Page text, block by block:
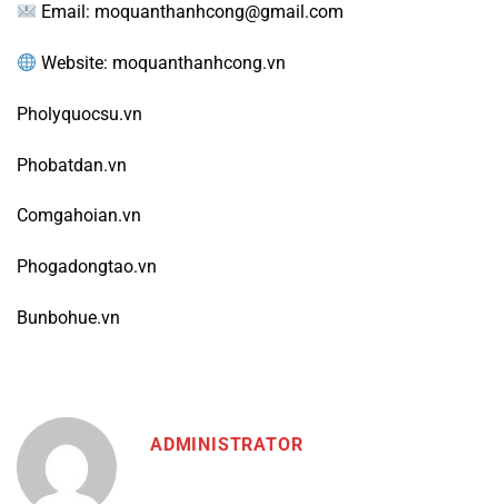
Email: moquanthanhcong@gmail.com
Website: moquanthanhcong.vn
Pholyquocsu.vn
Phobatdan.vn
Comgahoian.vn
Phogadongtao.vn
Bunbohue.vn
ADMINISTRATOR